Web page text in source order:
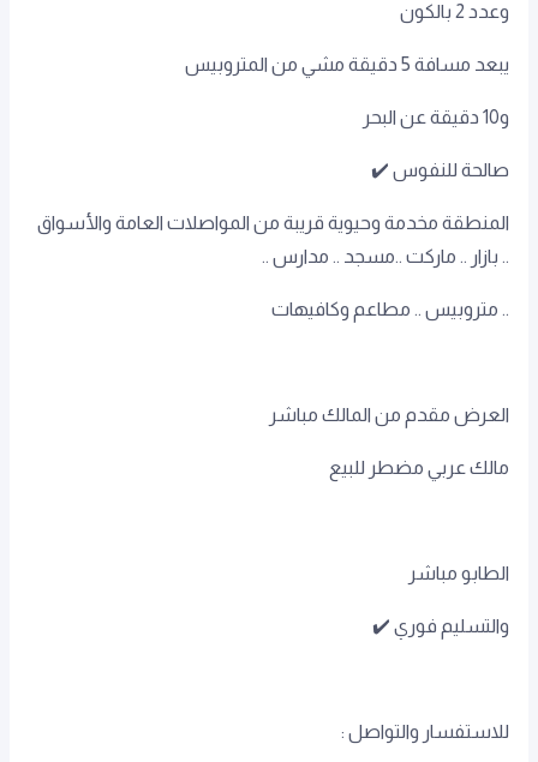
وعدد 2 بالكون
يبعد مسافة 5 دقيقة مشي من المتروبيس
و10 دقيقة عن البحر
صالحة للنفوس ✔️
المنطقة مخدمة وحيوية قريبة من المواصلات العامة والأسواق
.. بازار .. ماركت ..مسجد .. مدارس ..
.. متروبيس .. مطاعم وكافيهات
العرض مقدم من المالك مباشر
مالك عربي مضطر للبيع
الطابو مباشر
والتسليم فوري ✔️
للاستفسار والتواصل :